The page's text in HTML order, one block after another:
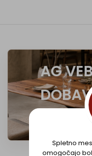
AG
Spletno
omogočajo